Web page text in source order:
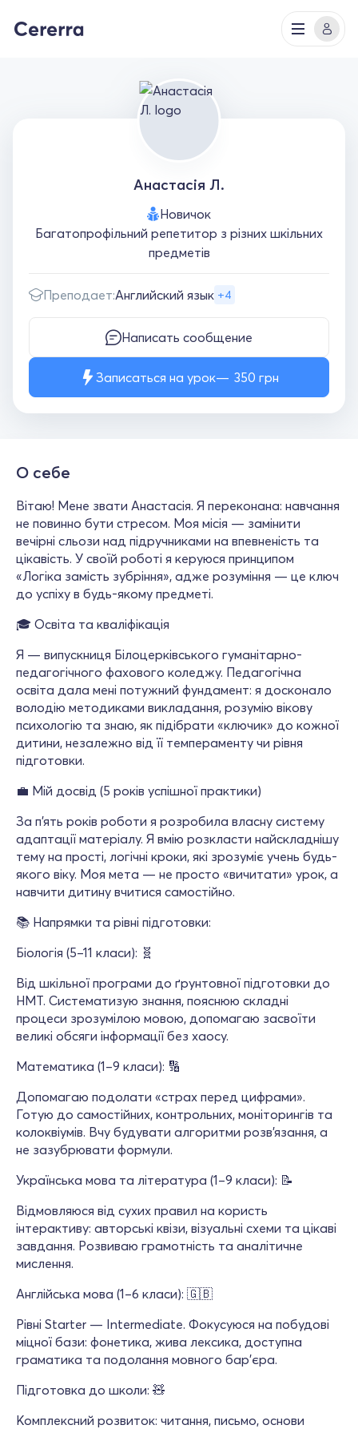
Анастасія Л.
Новичок
Багатопрофільний репетитор з різних шкільних
предметів
Преподает:Английский язык +4
Написать сообщение
Записаться на урок 350 грн
О себе
Вітаю! Мене звати Анастасія. Я переконана: навчання
не повинно бути стресом. Моя місія — замінити
вечірні сльози над підручниками на впевненість та
цікавість. У своїй роботі я керуюся принципом
«Логіка замість зубріння», адже розуміння — це ключ
до успіху в будь-якому предметі.
🎓 Освіта та кваліфікація
Я — випускниця Білоцерківського гуманітарно-
педагогічного фахового коледжу. Педагогічна
освіта дала мені потужний фундамент: я досконало
володію методиками викладання, розумію вікову
психологію та знаю, як підібрати «ключик» до кожної
дитини, незалежно від її темпераменту чи рівня
підготовки.
💼 Мій досвід (5 років успішної практики)
За п'ять років роботи я розробила власну систему
адаптації матеріалу. Я вмію розкласти найскладнішу
тему на прості, логічні кроки, які зрозуміє учень будь-
якого віку. Моя мета — не просто «вичитати» урок, а
навчити дитину вчитися самостійно.
📚 Напрямки та рівні підготовки:
Біологія (5–11 класи): 🧬
Від шкільної програми до ґрунтовної підготовки до
НМТ. Систематизую знання, пояснюю складні
процеси зрозумілою мовою, допомагаю засвоїти
великі обсяги інформації без хаосу.
Математика (1–9 класи): 🔢
Допомагаю подолати «страх перед цифрами».
Готую до самостійних, контрольних, моніторингів та
колоквіумів. Вчу будувати алгоритми розв'язання, а
не зазубрювати формули.
Українська мова та література (1–9 класи): 📝
Відмовляюся від сухих правил на користь
інтерактиву: авторські квізи, візуальні схеми та цікаві
завдання. Розвиваю грамотність та аналітичне
мислення.
Англійська мова (1–6 класи): 🇬🇧
Рівні Starter — Intermediate. Фокусуюся на побудові
міцної бази: фонетика, жива лексика, доступна
граматика та подолання мовного бар’єра.
Підготовка до школи: 🧸
Комплексний розвиток: читання, письмо, основи